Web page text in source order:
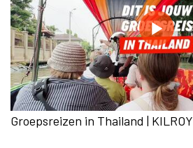
Groepsreizen in Thailand | KILROY